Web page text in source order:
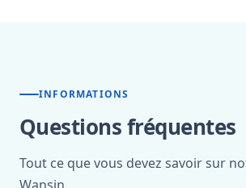
INFORMATIONS
Questions fréquentes
Tout ce que vous devez savoir sur